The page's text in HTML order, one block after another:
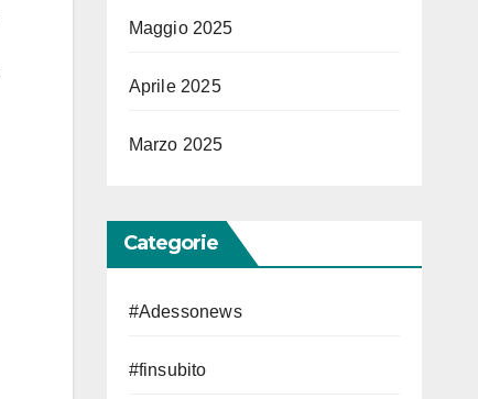
Maggio 2025
Aprile 2025
Marzo 2025
Categorie
#Adessonews
#finsubito